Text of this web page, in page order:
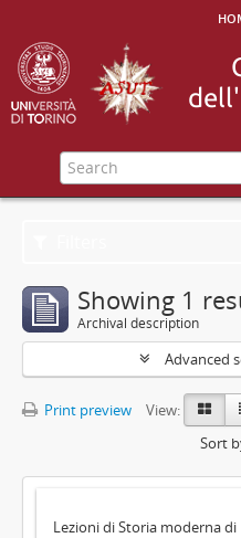
Showing 1
Archival description
Advanced
Print preview
View:
Sort
Lezioni di Storia moderna di